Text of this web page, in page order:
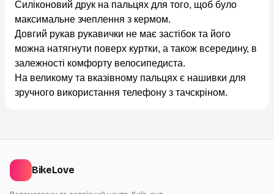
Силіконовий друк на пальцях для того, щоб було
максимальне зчеплення з кермом.
Довгий рукав рукавички не має застібок та його
можна натягнути поверх куртки, а також всередину, в
залежності комфорту велосипедиста.
На великому та вказівному пальцях є нашивки для
зручного використання телефону з тачскріном.
BikeLove